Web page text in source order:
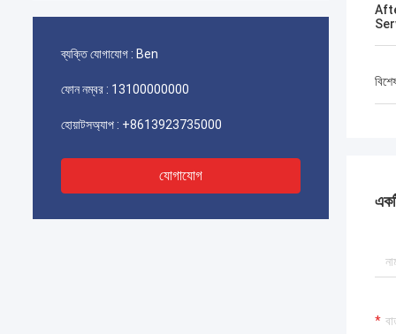
ব্যক্তি যোগাযোগ : Ben
ফোন নম্বর : 13100000000
হোয়াটসঅ্যাপ : +8613923735000
যোগাযোগ